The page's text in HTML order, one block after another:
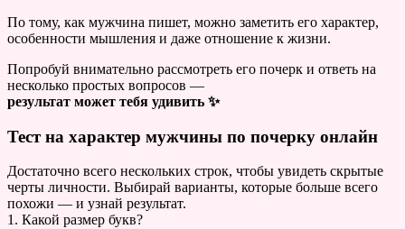
По тому, как мужчина пишет, можно заметить его характер,
особенности мышления и даже отношение к жизни.
Попробуй внимательно рассмотреть его почерк и ответь на
несколько простых вопросов —
результат может тебя удивить ✨
Тест на характер мужчины по почерку онлайн
Достаточно всего нескольких строк, чтобы увидеть скрытые
черты личности. Выбирай варианты, которые больше всего
похожи — и узнай результат.
1. Какой размер букв?